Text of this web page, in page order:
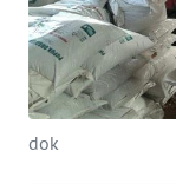
dok
SERBA-SERBI
PENDIDIKAN